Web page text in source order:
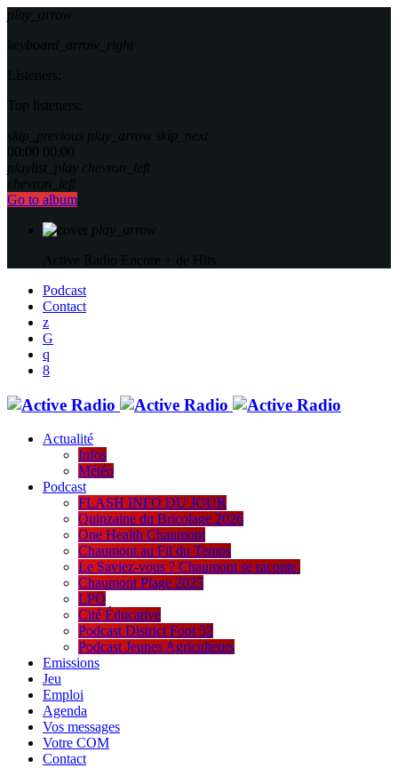
play_arrow
keyboard_arrow_right
Listeners:
Top listeners:
skip_previous play_arrow skip_next
00:00 00:00
playlist_play chevron_left
chevron_left
Go to album
play_arrow
Active Radio Encore + de Hits
Podcast
Contact
Actualité
Infos
Météo
Podcast
FLASH INFO DU JOUR
Quinzaine du Bricolage 2026
One Health Chaumont
Chaumont au Fil du Temps
Le Saviez-vous ? Chaumont se raconte.
Chaumont Plage 2025
LPO
Cité Éducative
Podcast District Foot 52
Podcast Jeunes Agriculteurs
Emissions
Jeu
Emploi
Agenda
Vos messages
Votre COM
Contact